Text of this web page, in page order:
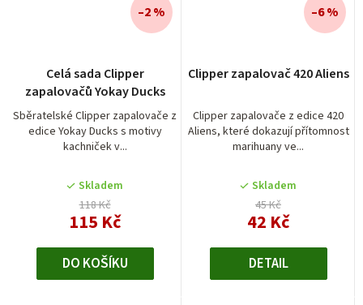
Celá sada Clipper
zapalovačů Yokay Ducks
Sběratelské Clipper zapalovače z
edice Yokay Ducks s motivy
kachniček v...
Skladem
118 Kč
115 Kč
–2 %
DO KOŠÍKU
Clipper zapalovač 420 Aliens
Clipper zapalovače z edice 420
Aliens, které dokazují přítomnost
marihuany ve...
Skladem
45 Kč
42 Kč
–6 %
DETAIL